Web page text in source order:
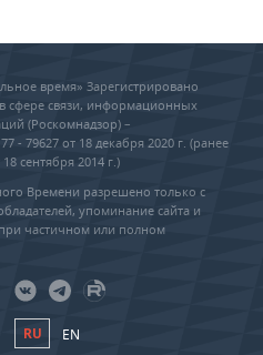
время» Зарегистрировано
сфере связи, информационных
(Роскомнадзор) –
79627 от 18 декабря 2020 г. (ранее
сентября 2014 г.)
Времени разрешено только с
упоминание сайта и
частичном или полном
RU EN